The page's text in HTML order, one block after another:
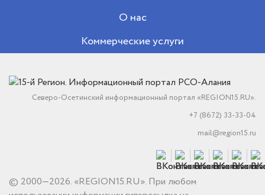
О нас
Коммерческие услуги
Северо-Осетинский информационный портал «REGION15.RU».
+7 (8672) 33-33-04
mail@region15.ru
© 2000—2026. «REGION15.RU». При любом